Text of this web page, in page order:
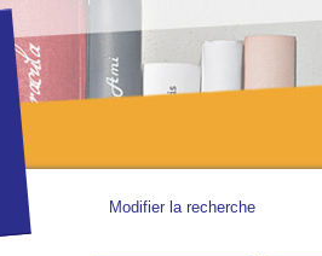
Modifier la recherche